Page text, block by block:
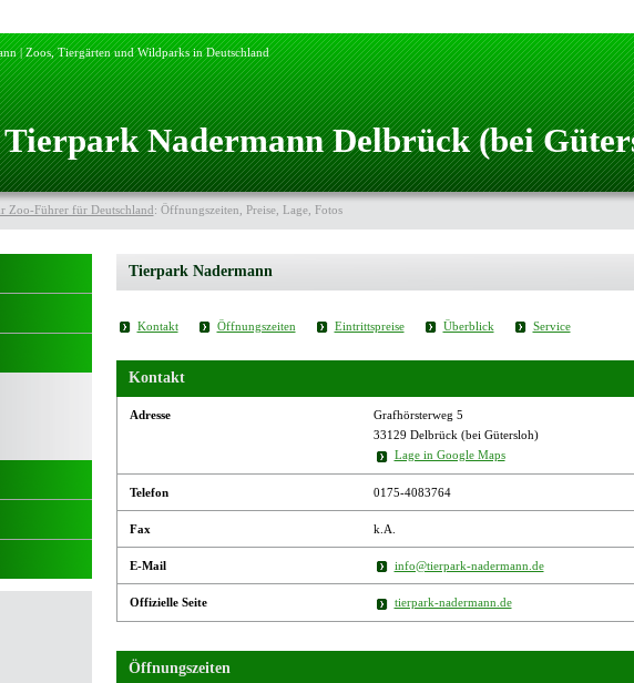
| Zoos, Tiergärten und Wildparks in Deutschland
Tierpark Nadermann Delbrück (bei
Zoo-Führer für Deutschland: Öffnungszeiten, Preise, Lage, Fotos
Tierpark Nadermann
Kontakt Öffnungszeiten Eintrittspreise Überblick Service
Kontakt
Adresse
Grafhörsterweg 5
33129 Delbrück (bei Gütersloh)
Lage in Google Maps
Telefon 0175-4083764
Fax k.A.
E-Mail info@tierpark-nadermann.de
Offizielle Seite tierpark-nadermann.de
Öffnungszeiten